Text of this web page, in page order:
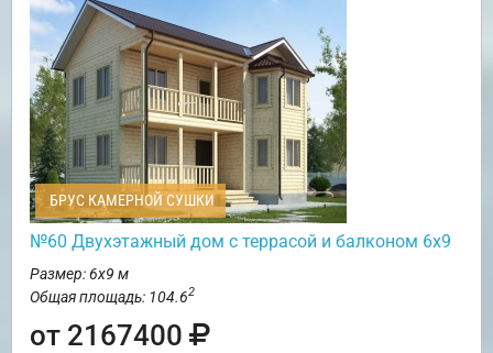
БРУС КАМЕРНОЙ СУШКИ
№60 Двухэтажный дом с террасой и балконом 6х9
Размер: 6х9 м
Общая площадь: 104.62
от 2167400